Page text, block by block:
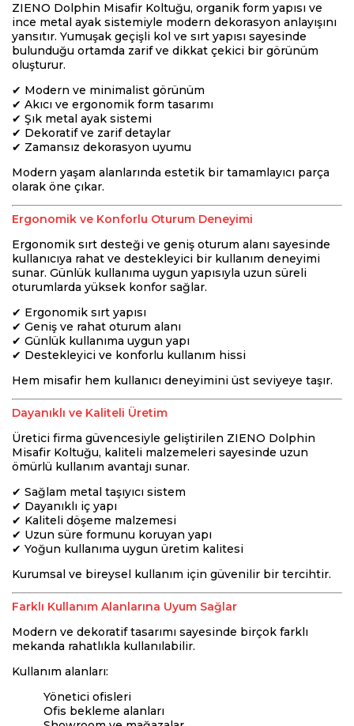
ZIENO Dolphin Misafir Koltuğu, organik form yapısı ve
ince metal ayak sistemiyle modern dekorasyon anlayışını
yansıtır. Yumuşak geçişli kol ve sırt yapısı sayesinde
bulunduğu ortamda zarif ve dikkat çekici bir görünüm
oluşturur.
✔ Modern ve minimalist görünüm
✔ Akıcı ve ergonomik form tasarımı
✔ Şık metal ayak sistemi
✔ Dekoratif ve zarif detaylar
✔ Zamansız dekorasyon uyumu
Modern yaşam alanlarında estetik bir tamamlayıcı parça
olarak öne çıkar.
Ergonomik ve Konforlu Oturum Deneyimi
Ergonomik sırt desteği ve geniş oturum alanı sayesinde
kullanıcıya rahat ve destekleyici bir kullanım deneyimi
sunar. Günlük kullanıma uygun yapısıyla uzun süreli
oturumlarda yüksek konfor sağlar.
✔ Ergonomik sırt yapısı
✔ Geniş ve rahat oturum alanı
✔ Günlük kullanıma uygun yapı
✔ Destekleyici ve konforlu kullanım hissi
Hem misafir hem kullanıcı deneyimini üst seviyeye taşır.
Dayanıklı ve Kaliteli Üretim
Üretici firma güvencesiyle geliştirilen ZIENO Dolphin
Misafir Koltuğu, kaliteli malzemeleri sayesinde uzun
ömürlü kullanım avantajı sunar.
✔ Sağlam metal taşıyıcı sistem
✔ Dayanıklı iç yapı
✔ Kaliteli döşeme malzemesi
✔ Uzun süre formunu koruyan yapı
✔ Yoğun kullanıma uygun üretim kalitesi
Kurumsal ve bireysel kullanım için güvenilir bir tercihtir.
Farklı Kullanım Alanlarına Uyum Sağlar
Modern ve dekoratif tasarımı sayesinde birçok farklı
mekanda rahatlıkla kullanılabilir.
Kullanım alanları:
Yönetici ofisleri
Ofis bekleme alanları